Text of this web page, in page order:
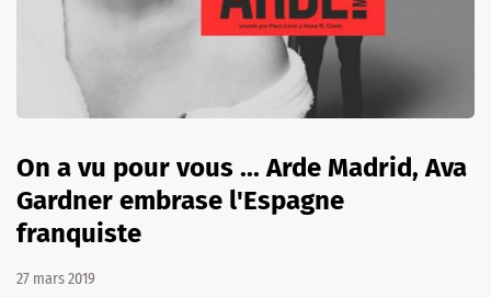
On a vu pour vous ... Arde Madrid, Ava
Gardner embrase l'Espagne
franquiste
27 mars 2019